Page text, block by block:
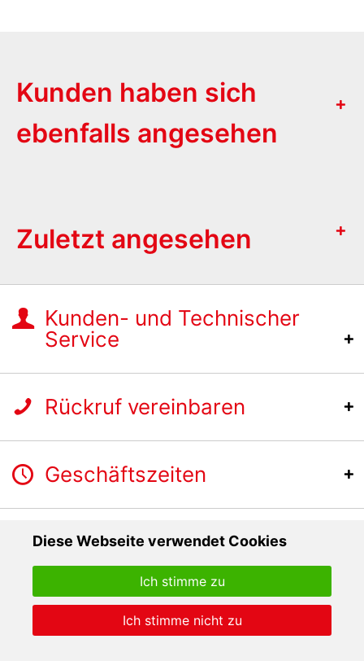
Diese Webseite verwendet Cookies
Ich stimme nicht zu
Ich stimme zu
Kunden haben sich
ebenfalls angesehen
Zuletzt angesehen
Kunden- und Technischer
Service
Rückruf vereinbaren
Geschäftszeiten